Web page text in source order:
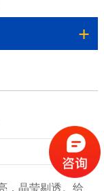
+
，晶莹剔透。给